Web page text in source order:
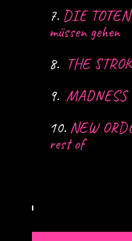
7.DIE
müssen gehen
8. THE
9. MADNESS
10.NEW
rest of